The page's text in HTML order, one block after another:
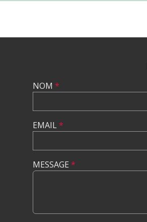
NOM *
EMAIL*
MESSAGE *